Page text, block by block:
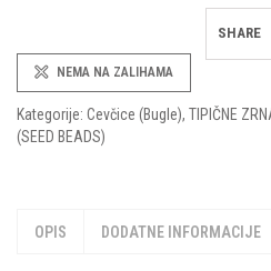
NEMA NA ZALIHAMA
SHARE
Kategorije: Cevčice (Bugle), TIPIČNE
(SEED BEADS)
OPIS DODATNE INFORMACIJE